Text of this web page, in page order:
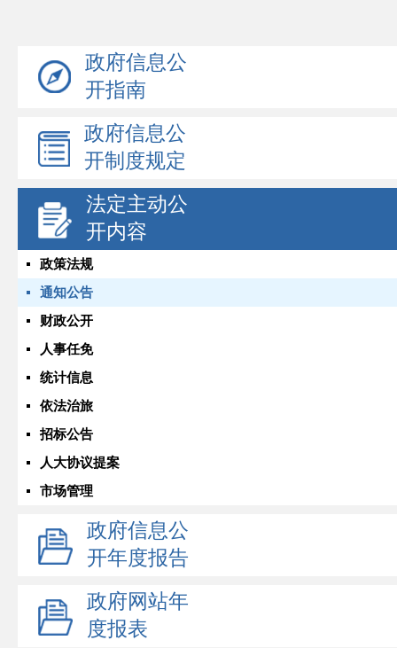
政府信息公
开指南
政府信息公
开制度规定
法定主动公
开内容
政策法规
通知公告
财政公开
人事任免
统计信息
依法治旅
招标公告
人大协议提案
市场管理
政府信息公
开年度报告
政府网站年
度报表